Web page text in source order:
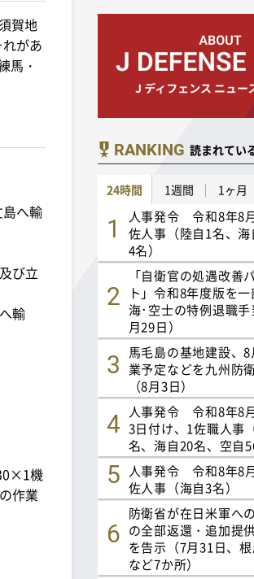
賀地
があ
馬・
へ輸
び立
輸
機
作業
RANKING 読まれてい
24時間 1週間 1ヶ月
人事発令 令和8年8
佐人事（陸自1名、海
4名）
「自衛官の処遇改善
ト」令和8年度版を
海･空士の特例退職
月29日）
馬毛島の基地建設、
業予定などを九州防
（8月3日）
人事発令 令和8年8
3日付け、1佐職人事
名、海自20名、空自
人事発令 令和8年8
佐人事（海自3名）
防衛省が在日米軍へ
の全部返還・追加提
を告示（7月31日、
など7か所）